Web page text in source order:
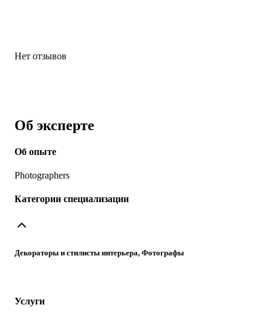
Нет отзывов
Об эксперте
Об опыте
Photographers
Категории специализации
Декораторы и стилисты интерьера, Фотографы
Услуги